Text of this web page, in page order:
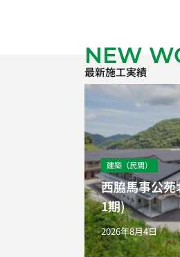
NEW
最新施工実績
建築（民間）
西脇馬事公
1期)
2026年8月4日